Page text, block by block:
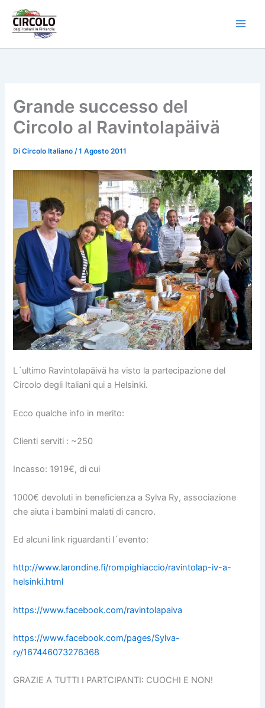
contenuto
Grande successo del
Circolo al Ravintolapäivä
DiCircolo Italiano /1 Agosto 2011
L´ultimo Ravintolapäivä ha visto la partecipazione del
Circolo degli Italiani qui a Helsinki.
Ecco qualche info in merito:
Clienti serviti : ~250
Incasso: 1919€, di cui
1000€ devoluti in beneficienza a Sylva Ry, associazione
che aiuta i bambini malati di cancro.
Ed alcuni link riguardanti l´evento:
http://www.larondine.fi/rompighiaccio/ravintolap-iv-a-
helsinki.html
https://www.facebook.com/ravintolapaiva
https://www.facebook.com/pages/Sylva-
ry/167446073276368
GRAZIE A TUTTI I PARTCIPANTI: CUOCHI E NON!